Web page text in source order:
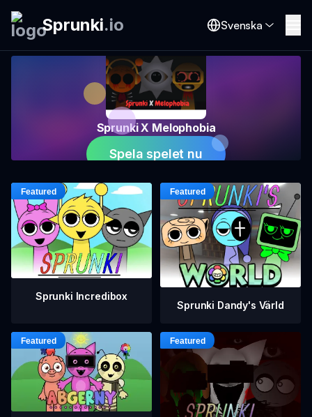
Sprunki.io Svenska
Sprunki X Melophobia
Spela spelet nu
Sprunki Incredibox
Sprunki Dandy's Värld